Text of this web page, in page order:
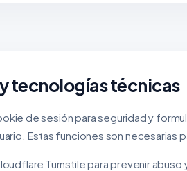
tecnologías técnicas
de sesión para seguridad y
Estas funciones son necesarias
Turnstile para prevenir